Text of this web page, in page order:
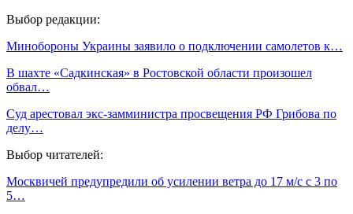
Выбор редакции:
Минобороны Украины заявило о подключении самолетов к…
В шахте «Садкинская» в Ростовской области произошел
обвал…
Суд арестовал экс-замминистра просвещения РФ Грибова по
делу…
Выбор читателей:
Москвичей предупредили об усилении ветра до 17 м/с с 3 по
5…